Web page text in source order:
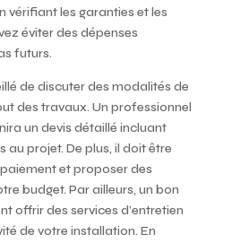
vérifiant les garanties et les
éviter des dépenses
futurs.
de discuter des modalités de
des travaux. Un professionnel
un devis détaillé incluant
au projet. De plus, il doit être
et proposer des
budget. Par ailleurs, un bon
offrir des services d’entretien
de votre installation. En